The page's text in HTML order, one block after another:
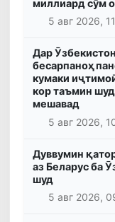
миллиард сӯм
5 авг 2026,
Дар
бесарпаноҳ
кумаки
кор таъмин
мешавад
5 авг 2026,
Дуввумин
аз Беларус ба
шуд
5 авг 2026,